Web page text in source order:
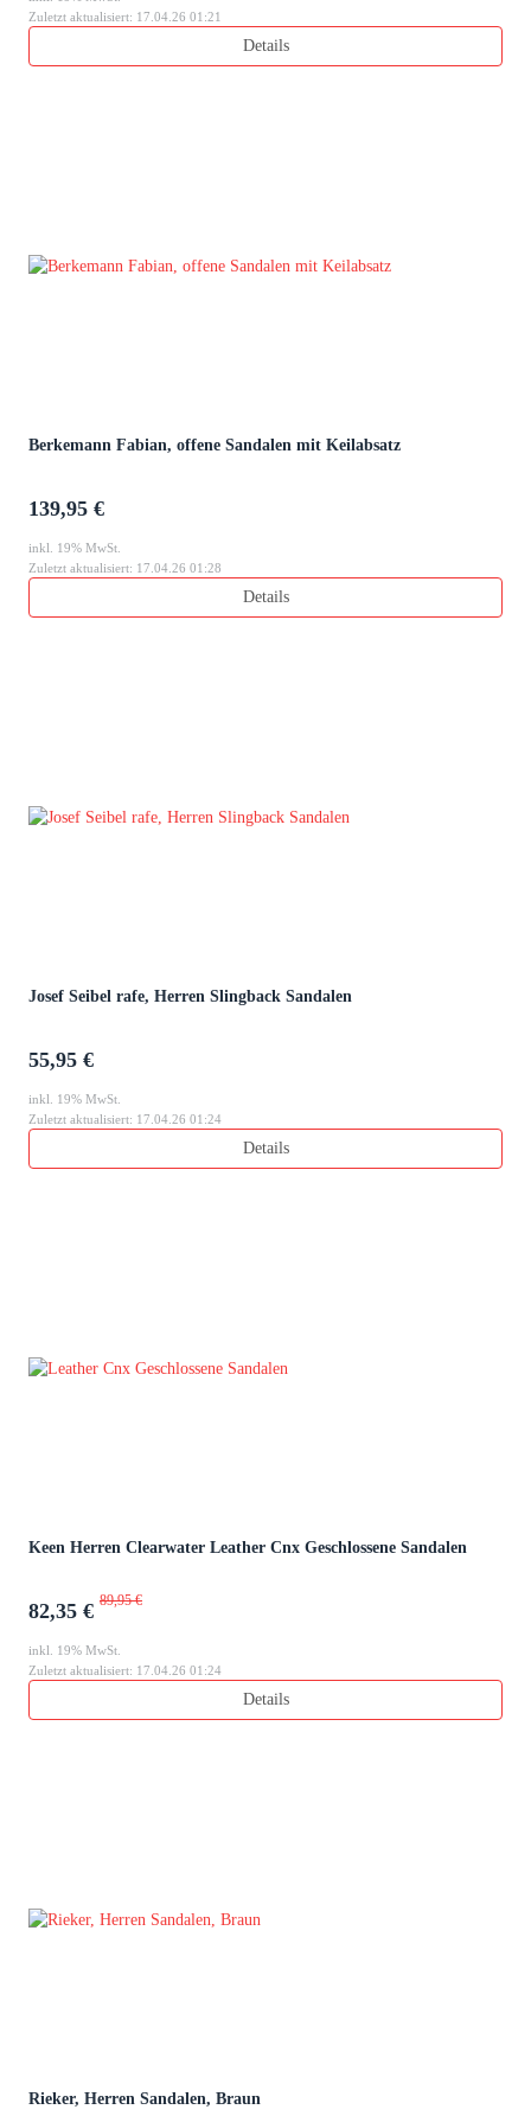
Zuletzt aktualisiert: 17.04.26 01:21
Details
Berkemann Fabian, offene Sandalen mit Keilabsatz
139,95 €
inkl. 19% MwSt.
Zuletzt aktualisiert: 17.04.26 01:28
Details
Josef Seibel rafe, Herren Slingback Sandalen
55,95 €
inkl. 19% MwSt.
Zuletzt aktualisiert: 17.04.26 01:24
Details
Keen Herren Clearwater Leather Cnx Geschlossene Sandalen
82,35 € 89,95 €
inkl. 19% MwSt.
Zuletzt aktualisiert: 17.04.26 01:24
Details
Rieker, Herren Sandalen, Braun